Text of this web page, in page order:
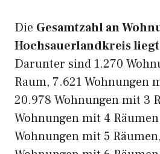
Die Gesamtzahl an
Hochsauerlandkreis liegt
Darunter sind 1.270
Raum, 7.621 Wohnungen
20.978 Wohnungen mit 3
Wohnungen mit 4
Wohnungen mit 5